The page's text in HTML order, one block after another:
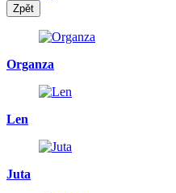
Zpět
Organza
Len
Juta